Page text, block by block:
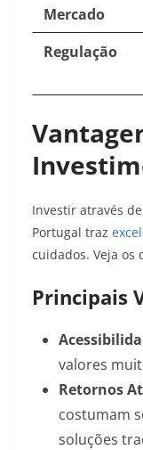
Mercado
Regulação
Investir através
Portugal traz
cuidados. Veja os
Principais
valores
Retornos
costumam
soluções